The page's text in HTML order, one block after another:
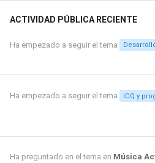
ACTIVIDAD PÚBLICA RECIENTE
Ha empezado a seguir el tema
Ha empezado a seguir el tema ICQ y
Ha preguntado en el tema en Música